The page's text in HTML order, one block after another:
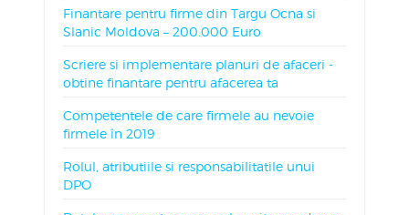
Finantare pentru firme din Targu Ocna si
Slanic Moldova – 200.000 Euro
Scriere si implementare planuri de afaceri -
obtine finantare pentru afacerea ta
Competentele de care firmele au nevoie
firmele în 2019
Rolul, atributiile si responsabilitatile unui
DPO